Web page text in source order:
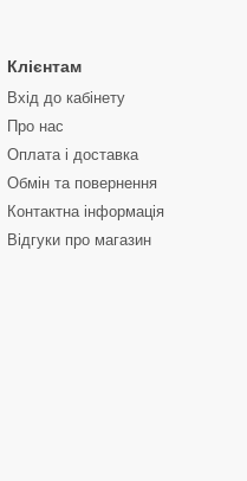
Клієнтам
Вхід до кабінету
Про нас
Оплата і доставка
Обмін та повернення
Контактна інформація
Відгуки про магазин